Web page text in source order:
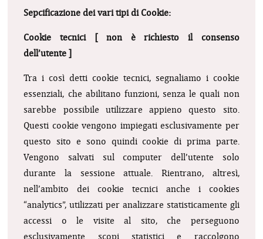
Sepcificazione dei vari tipi di Cookie:
Cookie tecnici [ non è richiesto il consenso
dell’utente ]
Tra i così detti cookie tecnici, segnaliamo i cookie
essenziali, che abilitano funzioni, senza le quali non
sarebbe possibile utilizzare appieno questo sito.
Questi cookie vengono impiegati esclusivamente per
questo sito e sono quindi cookie di prima parte.
Vengono salvati sul computer dell’utente solo
durante la sessione attuale. Rientrano, altresì,
nell’ambito dei cookie tecnici anche i cookies
“analytics”, utilizzati per analizzare statisticamente gli
accessi o le visite al sito, che perseguono
esclusivamente scopi statistici e raccolgono